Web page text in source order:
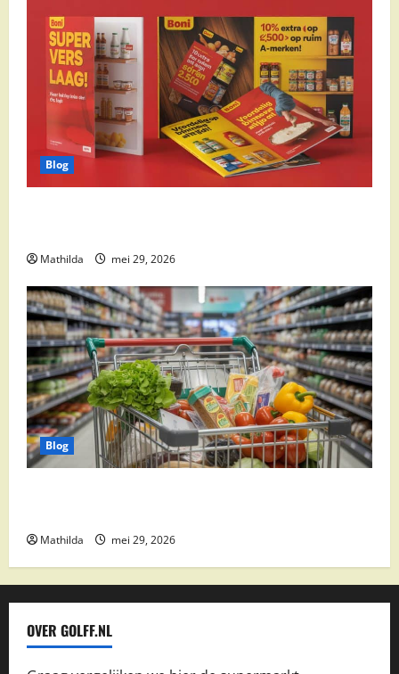
Blog
Mathilda mei 29, 2026
Blog
Mathilda mei 29, 2026
OVER GOLFF.NL